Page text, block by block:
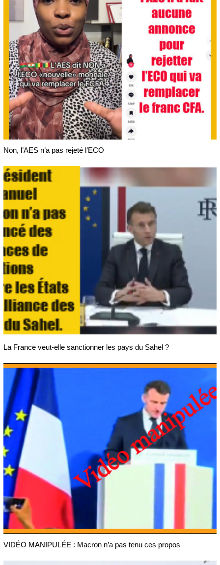
Non, l’AES n’a pas rejeté l’ECO
La France veut-elle sanctionner les pays du Sahel ?
VIDÉO MANIPULÉE : Macron n’a pas tenu ces propos